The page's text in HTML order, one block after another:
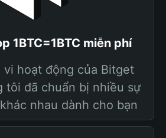
1BTC=1BTC miễn phí
vi hoạt động của Bitget
tôi đã chuẩn bị nhiều sự
nhau dành cho bạn